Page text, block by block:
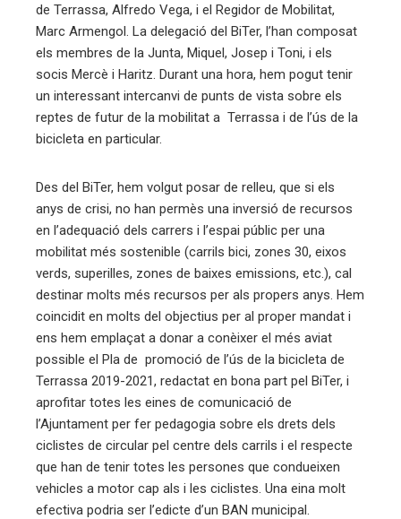
de Terrassa, Alfredo Vega, i el Regidor de Mobilitat,
Marc Armengol. La delegació del BiTer, l’han composat
els membres de la Junta, Miquel, Josep i Toni, i els
socis Mercè i Haritz. Durant una hora, hem pogut tenir
un interessant intercanvi de punts de vista sobre els
reptes de futur de la mobilitat a Terrassa i de l’ús de la
bicicleta en particular.
Des del BiTer, hem volgut posar de relleu, que si els
anys de crisi, no han permès una inversió de recursos
en l’adequació dels carrers i l’espai públic per una
mobilitat més sostenible (carrils bici, zones 30, eixos
verds, superilles, zones de baixes emissions, etc.), cal
destinar molts més recursos per als propers anys. Hem
coincidit en molts del objectius per al proper mandat i
ens hem emplaçat a donar a conèixer el més aviat
possible el Pla de promoció de l’ús de la bicicleta de
Terrassa 2019-2021, redactat en bona part pel BiTer, i
aprofitar totes les eines de comunicació de
l’Ajuntament per fer pedagogia sobre els drets dels
ciclistes de circular pel centre dels carrils i el respecte
que han de tenir totes les persones que condueixen
vehicles a motor cap als i les ciclistes. Una eina molt
efectiva podria ser l’edicte d’un BAN municipal.